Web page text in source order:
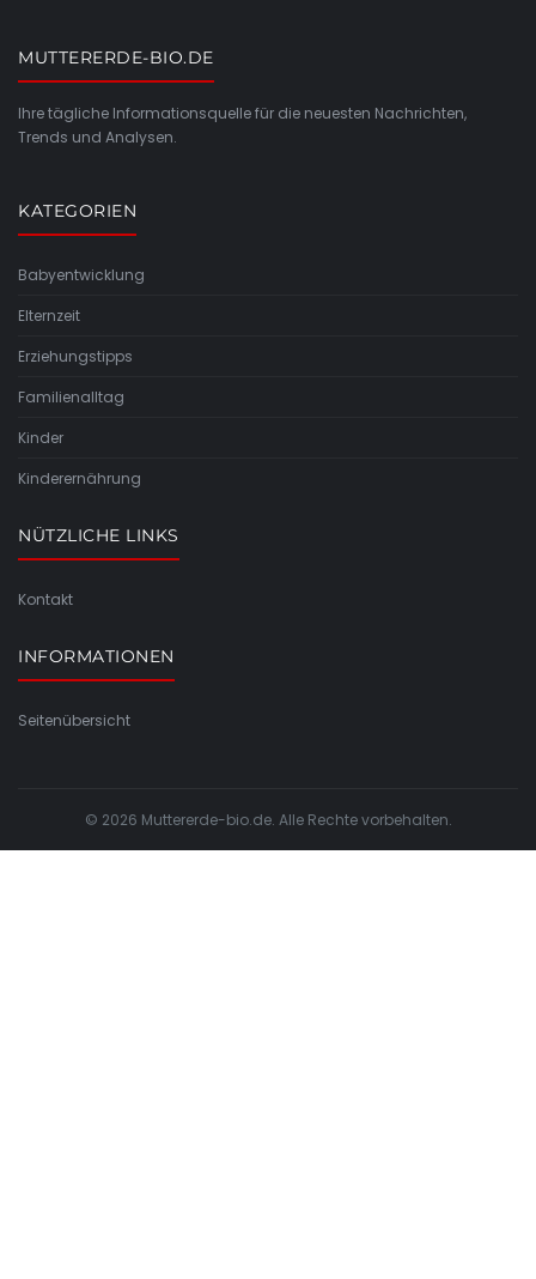
MUTTERERDE-BIO.DE
Ihre tägliche Informationsquelle für die neuesten Nachrichten,
Trends und Analysen.
KATEGORIEN
Babyentwicklung
Elternzeit
Erziehungstipps
Familienalltag
Kinder
Kinderernährung
NÜTZLICHE LINKS
Kontakt
INFORMATIONEN
Seitenübersicht
© 2026 Muttererde-bio.de. Alle Rechte vorbehalten.